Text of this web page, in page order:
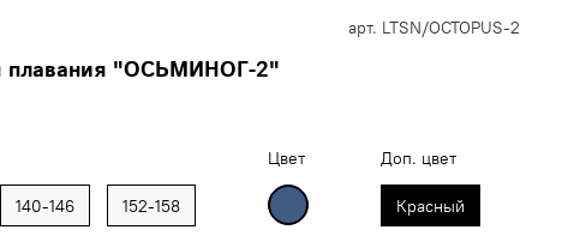
арт. LTSN/OCTOPUS-2
плавания "ОСЬМИНОГ-2"
140-146 152-158
Цвет Доп. цвет
Красный